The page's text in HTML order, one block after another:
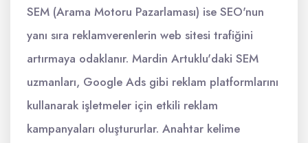
SEM (Arama Motoru Pazarlaması) ise SEO'nun
yanı sıra reklamverenlerin web sitesi trafiğini
artırmaya odaklanır. Mardin Artuklu'daki SEM
uzmanları, Google Ads gibi reklam platformlarını
kullanarak işletmeler için etkili reklam
kampanyaları oluştururlar. Anahtar kelime